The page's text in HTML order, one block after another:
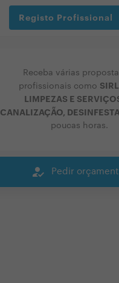
Registo Profissional
Receba várias
profissionais como
LIMPEZAS E
CANALIZAÇÃO,
poucas horas.
how_to_reg Pedir